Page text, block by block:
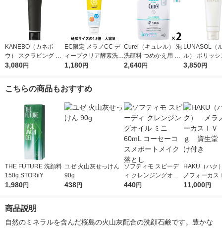
KANEBO（カネボ
ウ） スクラビング マ
ッド ウォッシュ 130g
3,080円
EC限定 メラノCC デ
ィープクリア酵素洗顔
200g 大容量 洗顔フォ
1,180円
Curel（キュレル） 泡
洗顔料 つめかえ用 13
0mL×2個 花王 敏感
2,640円
LUNASOL（
ル） ポリッ
リア ジェルウ
3,850円
こちらの商品もおすすめ
THE FUTURE 洗顔料
150g STORiiY
1,980円
ユゼ 火山灰せっけん
90g
438円
ソフティモ スピーデ
ィ クレンジングオイ
ル ミニ 60mL コーセ
440円
HAKU（ハ
ノフォーカ
5ｇ 資生堂
11,000円
商品説明
自然のミネラルを含んだ桜島の火山灰配合の洗顔石鹸です。豊かな